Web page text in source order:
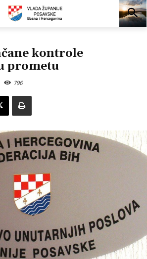
kontrole
prometu
796